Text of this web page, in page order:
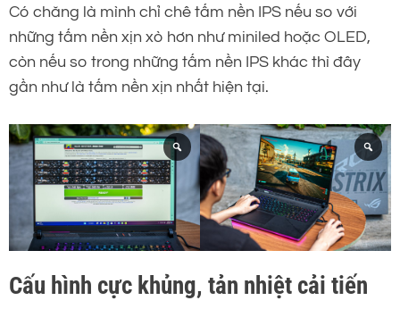
Có chăng là mình chỉ chê tấm nền IPS nếu so với
những tấm nền xịn xò hơn như miniled hoặc OLED,
còn nếu so trong những tấm nền IPS khác thì đây
gần như là tấm nền xịn nhất hiện tại.
Cấu hình cực khủng, tản nhiệt cải tiến